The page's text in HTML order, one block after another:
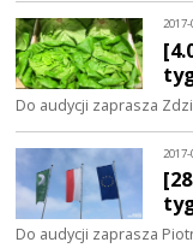
Do audycji zaprasza
Do audycji zaprasza